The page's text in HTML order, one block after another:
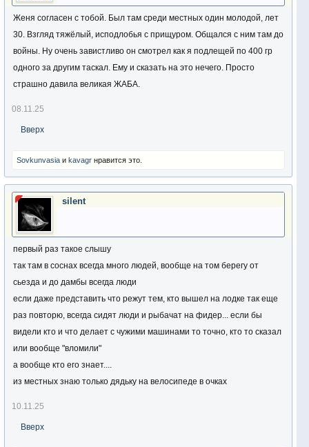
Женя согласен с тобой. Был там среди местных один молодой, лет
30. Взгляд тяжёлый, исподлобья с прищуром. Общался с ним там до
войны. Ну очень завистливо он смотрел как я подлещей по 400 гр
одного за другим таскал. Ему и сказать на это нечего. Просто
страшно давила великая ЖАБА.
08.11.25
Вверх
Sovkunvasia и kavagr нравится это.
silent
первый раз такое слышу
так там в соснах всегда много людей, вообще на том берегу от
сьезда и до дамбы всегда люди
если даже представить что режут тем, кто вышел на лодке так еще
раз повторю, всегда сидят люди и рыбачат на фидер... если бы
видели кто и что делает с чужими машинами то точно, кто то сказал
или вообще "вломили"
а вообще кто его знает....
из местных знаю только дядьку на велосипеде в очках
10.11.25
Вверх